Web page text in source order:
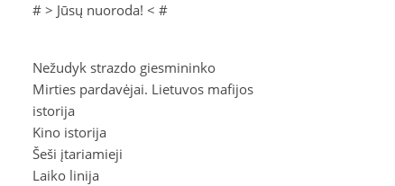
# > Jūsų nuoroda! < #
Nežudyk strazdo giesmininko
Mirties pardavėjai. Lietuvos mafijos
istorija
Kino istorija
Šeši įtariamieji
Laiko linija